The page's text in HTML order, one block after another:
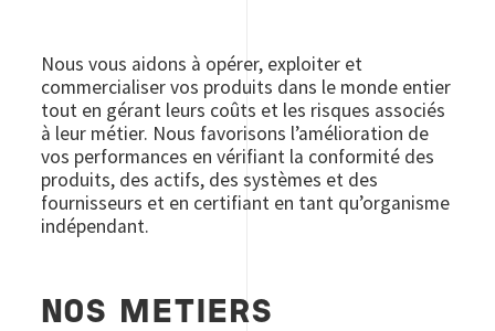
Nous vous aidons à opérer, exploiter et
commercialiser vos produits dans le monde entier
tout en gérant leurs coûts et les risques associés
à leur métier. Nous favorisons l’amélioration de
vos performances en vérifiant la conformité des
produits, des actifs, des systèmes et des
fournisseurs et en certifiant en tant qu’organisme
indépendant.
NOS METIERS